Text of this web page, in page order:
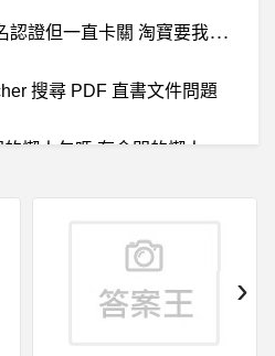
線
上購物- 淘寶要我實名認證但一直卡關 淘寶要我實名認證但一直卡關
搜尋 PDF 直書文件問題
B
aseballXXXX- 有金門的懶人包嗎 有金門的懶人包嗎
女
人話題- 現在麥當勞一份套餐算便宜還算貴? 現在麥當勞一份套餐算便宜還算貴?
疑問 閃電俠疑問
›